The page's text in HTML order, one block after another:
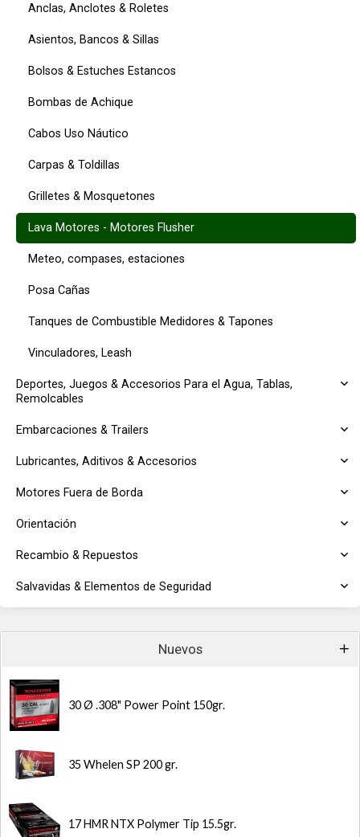
Anclas, Anclotes & Roletes
Asientos, Bancos & Sillas
Bolsos & Estuches Estancos
Bombas de Achique
Cabos Uso Náutico
Carpas & Toldillas
Grilletes & Mosquetones
Lava Motores - Motores Flusher
Meteo, compases, estaciones
Posa Cañas
Tanques de Combustible Medidores & Tapones
Vinculadores, Leash
Deportes, Juegos & Accesorios Para el Agua, Tablas,
Remolcables
Embarcaciones & Trailers
Lubricantes, Aditivos & Accesorios
Motores Fuera de Borda
Orientación
Recambio & Repuestos
Salvavidas & Elementos de Seguridad
Nuevos
30 Ø .308" Power Point 150gr.
35 Whelen SP 200 gr.
17 HMR NTX Polymer Tip 15.5gr.